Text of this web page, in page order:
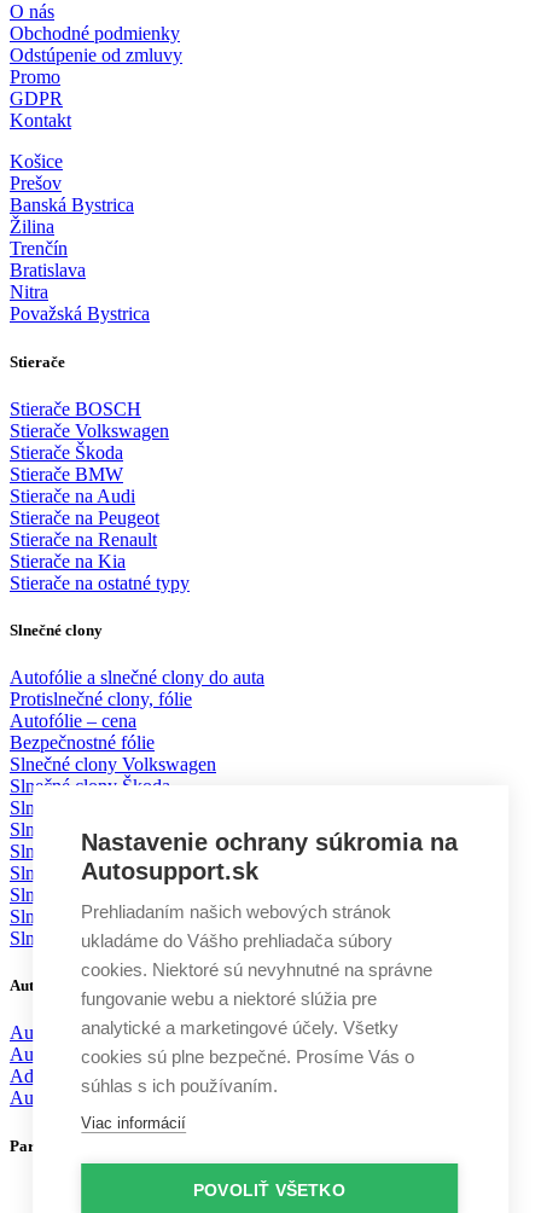
O nás
Obchodné podmienky
Odstúpenie od zmluvy
Promo
GDPR
Kontakt
Košice
Prešov
Banská Bystrica
Žilina
Trenčín
Bratislava
Nitra
Považská Bystrica
Stierače
Stierače BOSCH
Stierače Volkswagen
Stierače Škoda
Stierače BMW
Stierače na Audi
Stierače na Peugeot
Stierače na Renault
Stierače na Kia
Stierače na ostatné typy
Slnečné clony
Autofólie a slnečné clony do auta
Protislnečné clony, fólie
Autofólie – cena
Bezpečnostné fólie
Slnečné clony Volkswagen
Slnečné clony Škoda
Slnečné clony BMW
Slnečné clony Mercedes
Slnečné clony Mazda
Slnečné clony Toyota
Slnečné clony Ford
Slnečné clony KIA
Slnečné clony Volvo
Autodoplnky
Autochémia
Autokozmetika
Aditíva
Autodoplnky
Partneri
Nastavenie ochrany súkromia na
Autosupport.sk
Prehliadaním našich webových stránok
ukladáme do Vášho prehliadača súbory
cookies. Niektoré sú nevyhnutné na správne
fungovanie webu a niektoré slúžia pre
analytické a marketingové účely. Všetky
cookies sú plne bezpečné. Prosíme Vás o
súhlas s ich používaním.
Viac informácií
POVOLIŤ VŠETKO